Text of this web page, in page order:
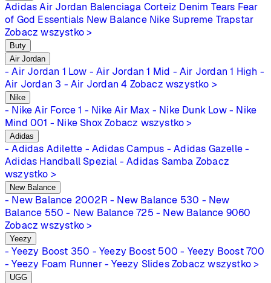
Adidas Air Jordan Balenciaga Corteiz Denim Tears Fear
of God Essentials New Balance Nike Supreme Trapstar
Zobacz wszystko >
Buty
Air Jordan
- Air Jordan 1 Low - Air Jordan 1 Mid - Air Jordan 1 High -
Air Jordan 3 - Air Jordan 4 Zobacz wszystko >
Nike
- Nike Air Force 1 - Nike Air Max - Nike Dunk Low - Nike
Mind 001 - Nike Shox Zobacz wszystko >
Adidas
- Adidas Adilette - Adidas Campus - Adidas Gazelle -
Adidas Handball Spezial - Adidas Samba Zobacz
wszystko >
New Balance
- New Balance 2002R - New Balance 530 - New
Balance 550 - New Balance 725 - New Balance 9060
Zobacz wszystko >
Yeezy
- Yeezy Boost 350 - Yeezy Boost 500 - Yeezy Boost 700
- Yeezy Foam Runner - Yeezy Slides Zobacz wszystko >
UGG